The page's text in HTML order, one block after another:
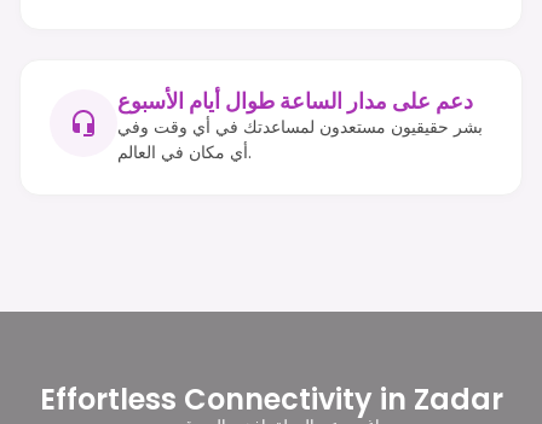
دعم على مدار الساعة طوال أيام الأسبوع
بشر حقيقيون مستعدون لمساعدتك في أي وقت وفي
أي مكان في العالم.
Effortless Connectivity in Zadar